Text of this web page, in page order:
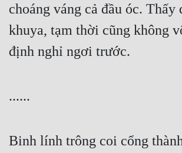
Khoa Huyễn
Khoa Huyễn Không Gian
Kinh Dị
Kỳ Huyễn
Linh Dị
choáng váng cả đầu óc. Thấy
khuya, tạm thời cũng không
định nghỉ ngơi trước.
......
Binh lính trông coi cổng